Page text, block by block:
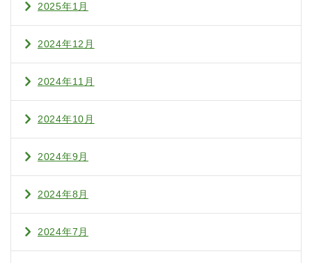
2025年1月
2024年12月
2024年11月
2024年10月
2024年9月
2024年8月
2024年7月